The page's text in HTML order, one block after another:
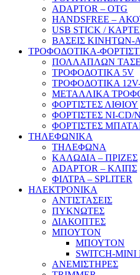
ADAPTOR – ΟΤG
HANDSFREE –
USB STICK /
ΒΑΣΕΙΣ ΚΙΝΗΤΩΝ-
ΤΡΟΦΟΔΟΤΙΚΑ-
ΠΟΛΛΑΠΛΩΝ
ΤΡΟΦΟΔΟΤΙΚΑ 5V
ΤΡΟΦΟΔΟΤΙΚΑ 12V-
ΜΕΤΑΛΛΙΚΑ
ΦΟΡΤΙΣΤΕΣ ΛΙΘΙΟΥ
ΦΟΡΤΙΣΤΕΣ NI-CD/
ΦΟΡΤΙΣΤΕΣ
ΤΗΛΕΦΩΝΙΚΑ
ΤΗΛΕΦΩΝΑ
ΚΑΛΩΔΙΑ – ΠΡΙΖΕΣ
ADAPTOR – ΚΛΙΠΣ
ΦΙΛΤΡΑ – SPLITER
ΗΛΕΚΤΡΟΝΙΚΑ
ΑΝΤΙΣΤΑΣΕΙΣ
ΠΥΚΝΩΤΕΣ
ΔΙΑΚΟΠΤΕΣ
ΜΠΟΥΤΟΝ
ΜΠΟΥΤΟΝ
SWITCH-
ΑΝΕΜΙΣΤΗΡΕΣ